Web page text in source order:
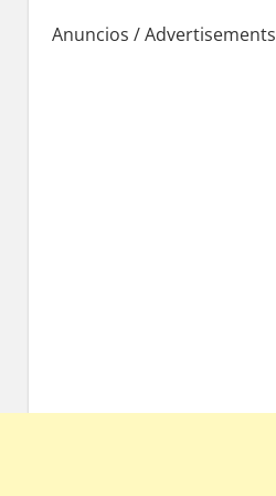
Anuncios / Advertisements